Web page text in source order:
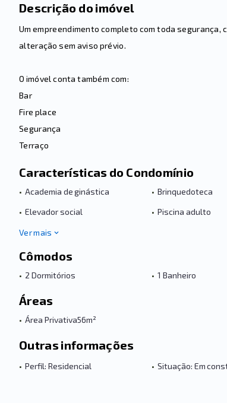
Descrição do imóvel
Um empreendimento completo com toda segurança,
alteração sem aviso prévio.
O imóvel conta também com:
Bar
Fire place
Segurança
Terraço
Características do Condomínio
• Academia de ginástica • Brinquedoteca
• Elevador social • Piscina adulto
Ver mais
Cômodos
• 2 Dormitórios • 1 Banheiro
Áreas
• Área Privativa56m²
Outras informações
• Perfil: Residencial • Situação: Em